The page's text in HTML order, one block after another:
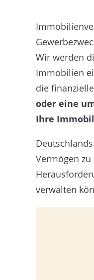
Wir werden
Immobilien
die
oder eine
Ihre
Vermögen
verwalten